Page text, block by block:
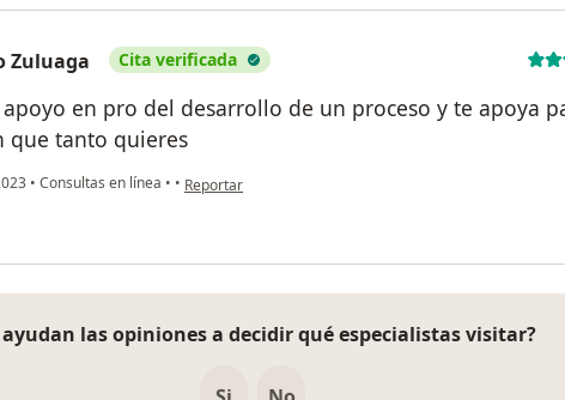
Zuluaga Cita verificada
en pro del desarrollo de un proceso y te apoya
que tanto quieres
• Consultas en línea • • en opinión del usuario Santiago Zuluaga
Reportar
ayudan las opiniones a decidir qué especialistas visitar?